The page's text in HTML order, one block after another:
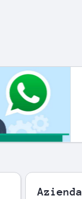
Azienda